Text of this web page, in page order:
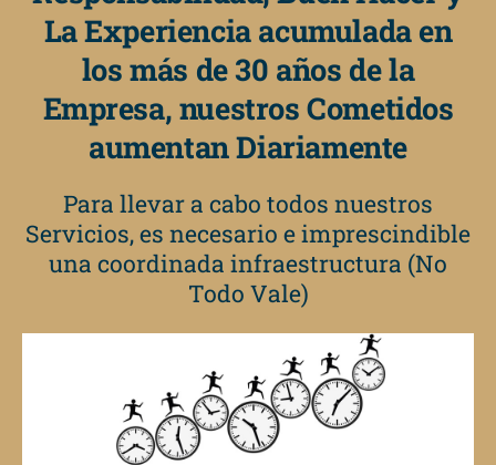
La Experiencia acumulada en
los más de 30 años de la
Empresa, nuestros Cometidos
aumentan Diariamente
Para llevar a cabo todos nuestros
Servicios, es necesario e imprescindible
una coordinada infraestructura (No
Todo Vale)